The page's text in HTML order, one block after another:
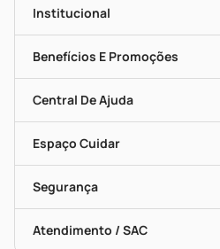
Institucional
História
Nossas Lojas
Mapa De Categorias
Blog Da PP
Seja Uma Loja Parceira
Benefícios E Promoções
Clube PP
Convênios
Programa Popular Do Brasil
Encarte De Ofertas
Dermaclub
Descontos De Laboratório (PBM)
Cupons E Ofertas
Central De Ajuda
Entrega
Recompra Programada
Compras Com Receita
Alomed (tele-Entrega)
Formas De Pagamento
Troca E Devolução
Bulas De A A Z
Políticas De Marketplace
Espaço Cuidar
Vacinas
Serviços Farmacêuticos
Testes Rápidos
Autoteste Covid-19
Segurança
Certificado De Segurança
Portal Da Privacidade
Atendimento / SAC